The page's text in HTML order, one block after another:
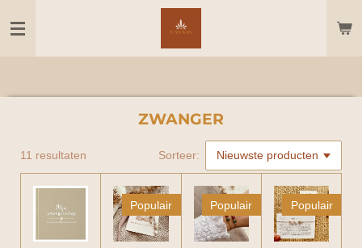
direct
ZWANGER
11 resultaten Sorteer:
Populair Populair Populair